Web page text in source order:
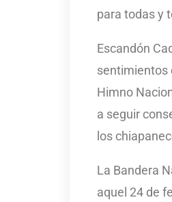
para todas y
Escandón
sentimientos
Himno
a seguir
los
La Bandera
aquel 24 de